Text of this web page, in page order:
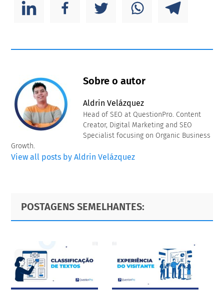
Sobre o autor
Aldrin Velázquez
Head of SEO at QuestionPro. Content
Creator, Digital Marketing and SEO
Specialist focusing on Organic Business
Growth.
View all posts by Aldrin Velázquez
Primary
Sidebar
Footer
POSTAGENS SEMELHANTES: